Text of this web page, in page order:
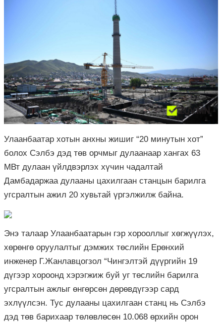
Улаанбаатар хотын анхны жишиг “20 минутын хот”
болох Сэлбэ дэд төв орчмыг дулаанаар хангах 63
МВт дулаан үйлдвэрлэх хүчин чадалтай
Дамбадаржаа дулааны цахилгаан станцын барилга
угсралтын ажил 20 хувьтай үргэлжилж байна.
Энэ талаар Улаанбаатарын гэр хорооллыг хөгжүүлэх,
хөрөнгө оруулалтыг дэмжих төслийн Ерөнхий
инженер Г.Жанлавцогзол “Чингэлтэй дүүргийн 19
дүгээр хороонд хэрэгжиж буй уг төслийн барилга
угсралтын ажлыг өнгөрсөн дөрөвдүгээр сард
эхлүүлсэн. Тус дулааны цахилгаан станц нь Сэлбэ
дэд төв барихаар төлөвлөсөн 10.068 өрхийн орон